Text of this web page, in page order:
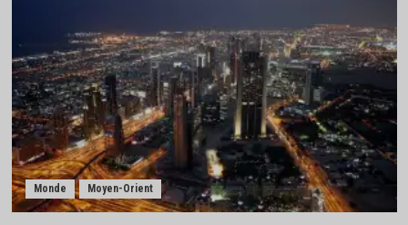
Monde Moyen-Orient